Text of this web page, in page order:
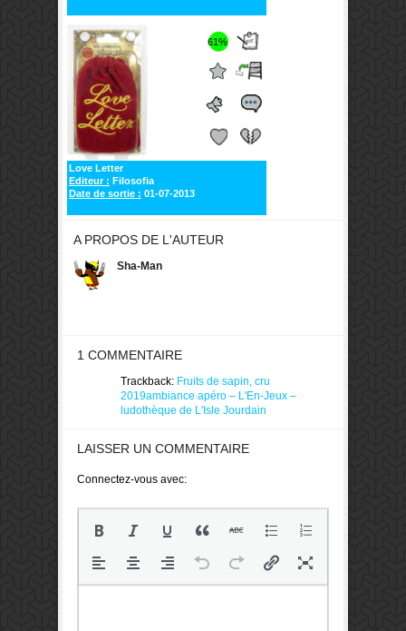
61%
Love Letter
Editeur : Filosofia
Date de sortie : 01-07-2013
A PROPOS DE L'AUTEUR
Sha-Man
1 COMMENTAIRE
Trackback: Fruits de sapin, cru
2019ambiance apéro – L'En-Jeux –
ludothèque de L'Isle Jourdain
LAISSER UN COMMENTAIRE
Connectez-vous avec: